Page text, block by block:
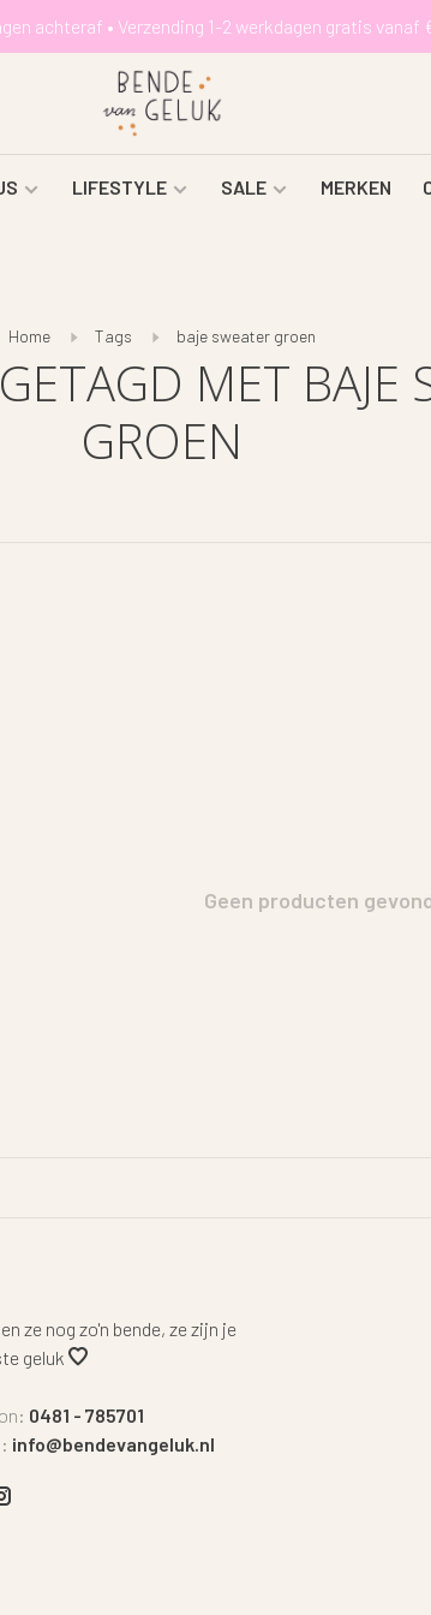
achteraf • Verzending 1-2 werkdagen gratis vanaf
LIFESTYLE SALE MERKEN
Home Tags baje sweater groen
MET BAJE
GROEN
Geen producten
ze nog zo'n bende, ze zijn je
geluk
0481 - 785701
info@bendevangeluk.nl